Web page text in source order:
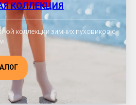
КОЛЛЕКЦИЯ
коллекции зимних пуховиков с